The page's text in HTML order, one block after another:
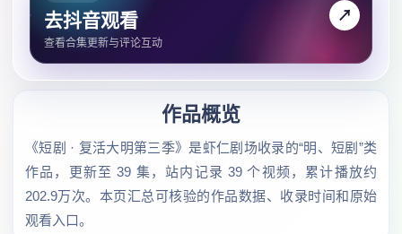
去抖音观看
查看合集更新与评论互动
↗
作品概览
《短剧 · 复活大明第三季》是虾仁剧场收录的“明、短剧”类
作品，更新至 39 集，站内记录 39 个视频，累计播放约
202.9万次。本页汇总可核验的作品数据、收录时间和原始
观看入口。